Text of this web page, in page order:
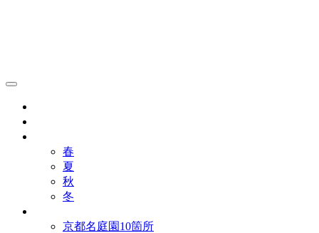
春
夏
秋
冬
京都名庭園10箇所